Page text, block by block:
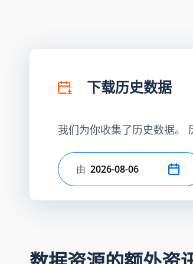
下载历史数据
我们为你收集了历史数据。
选择开始日期
由